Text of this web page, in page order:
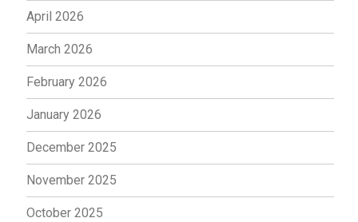
April 2026
March 2026
February 2026
January 2026
December 2025
November 2025
October 2025